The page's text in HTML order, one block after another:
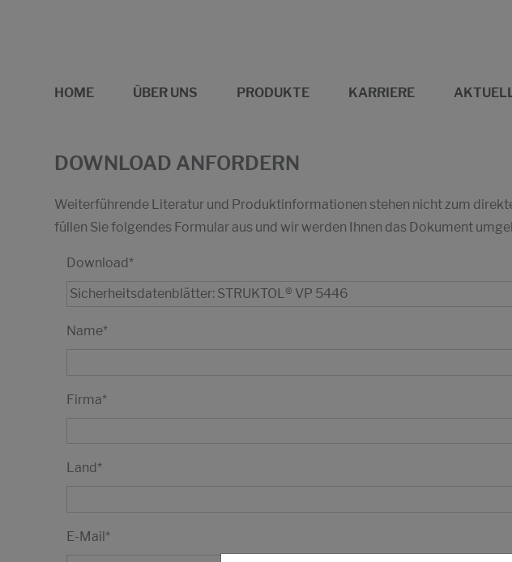
HOME ÜBER UNS PRODUKTE KARRIERE
DOWNLOAD ANFORDERN
Weiterführende Literatur und Produktinformationen stehen nicht zum
füllen Sie folgendes Formular aus und wir werden Ihnen das Dokument
Download*
Name*
Firma*
Land*
E-Mail*